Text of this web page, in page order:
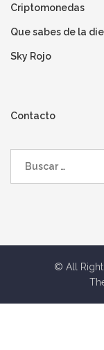
Criptomonedas
Que sabes de la
Sky Rojo
Contacto
© All